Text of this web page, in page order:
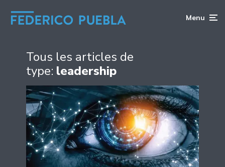
Menu
Tous les articles de
type: leadership